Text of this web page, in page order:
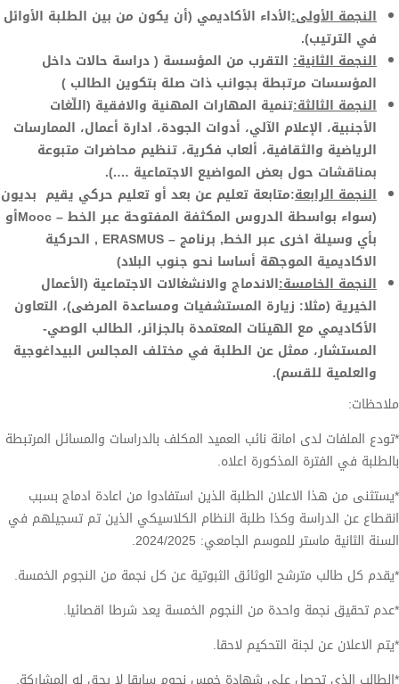
النجمة الأولى:الأداء الأكاديمي (أن يكون من بين الطلبة الأوائل
في الترتيب).
النجمة الثانية: التقرب من المؤسسة ( دراسة حالات داخل
المؤسسات مرتبطة بجوانب ذات صلة بتكوين الطالب )
النجمة الثالثة:تنمية المهارات المهنية والافقية (اللّغات
الأجنبية، الإعلام الآلي، أدوات الجودة، ادارة أعمال، الممارسات
الرياضية والثقافية، ألعاب فكرية، تنظيم محاضرات متبوعة
بمناقشات حول بعض المواضيع الاجتماعية ….).
النجمة الرابعة:متابعة تعليم عن بعد أو تعليم حركي يقيم بديون
(سواء بواسطة الدروس المكثفة المفتوحة عبر الخط –
أو
بأي وسيلة اخرى عبر الخط, برنامج –ERASMUS , الحركية
الاكاديمية الموجهة أساسا نحو جنوب البلاد)
النجمة الخامسة:الاندماج والانشغالات الاجتماعية (الأعمال
الخيرية (مثلا: زيارة المستشفيات ومساعدة المرضى)، التعاون
الأكاديمي مع الهيئات المعتمدة بالجزائر، الطالب الوصي-
المستشار، ممثل عن الطلبة في مختلف المجالس البيداغوجية
والعلمية للقسم).
ملاحظات:
*تودع الملفات لدى امانة نائب العميد المكلف بالدراسات والمسائل المرتبطة
بالطلبة في الفترة المذكورة اعلاه.
*يستثنى من هذا الاعلان الطلبة الذين استفادوا من اعادة ادماج بسبب
انقطاع عن الدراسة وكذا طلبة النظام الكلاسيكي الذين تم تسجيلهم في
السنة الثانية ماستر للموسم الجامعي: 2024/2025.
*يقدم كل طالب مترشح الوثائق الثبوتية عن كل نجمة من النجوم الخمسة.
*عدم تحقيق نجمة واحدة من النجوم الخمسة يعد شرطا اقصائيا.
*يتم الاعلان عن لجنة التحكيم لاحقا.